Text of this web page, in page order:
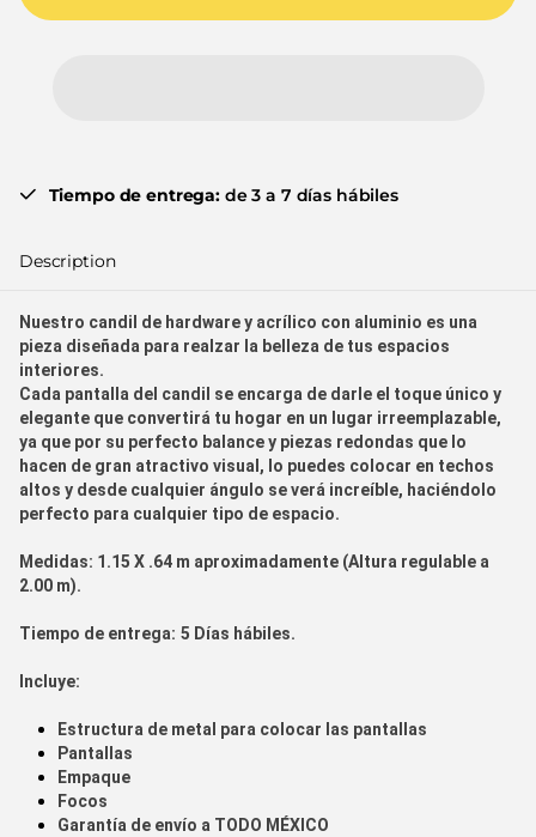
Tiempo de entrega: de 3 a 7 días hábiles
Description
Nuestro candil de hardware y acrílico con aluminio es una
pieza diseñada para realzar la belleza de tus espacios
interiores.
Cada pantalla del candil se encarga de darle el toque único y
elegante que convertirá tu hogar en un lugar irreemplazable,
ya que por su perfecto balance y piezas redondas que lo
hacen de gran atractivo visual, lo puedes colocar en techos
altos y desde cualquier ángulo se verá increíble, haciéndolo
perfecto para cualquier tipo de espacio.
Medidas: 1.15 X .64 m aproximadamente (Altura regulable a
2.00 m).
Tiempo de entrega: 5 Días hábiles.
Incluye:
Estructura de metal para colocar las pantallas
Pantallas
Empaque
Focos
Garantía de envío a TODO MÉXICO